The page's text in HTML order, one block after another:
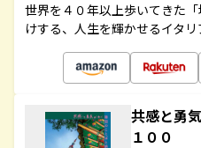
世界を４０年以上歩いてきた
けする、人生を輝かせるイタ
共感と勇
１００